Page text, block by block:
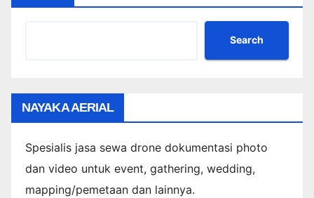
Search
NAYAKA AERIAL
Spesialis jasa sewa drone dokumentasi photo
dan video untuk event, gathering, wedding,
mapping/pemetaan dan lainnya.